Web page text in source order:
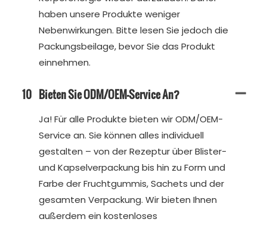
haben unsere Produkte weniger
Nebenwirkungen. Bitte lesen Sie jedoch die
Packungsbeilage, bevor Sie das Produkt
einnehmen.
10 Bieten Sie ODM/OEM-Service An?
Ja! Für alle Produkte bieten wir ODM/OEM-
Service an. Sie können alles individuell
gestalten – von der Rezeptur über Blister-
und Kapselverpackung bis hin zu Form und
Farbe der Fruchtgummis, Sachets und der
gesamten Verpackung. Wir bieten Ihnen
außerdem ein kostenloses